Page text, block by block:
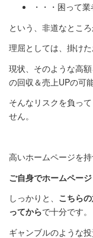
・・・困って
という、非道なとこ
理屈としては、掛け
現状、そのような高
の回収＆売上UPの可
そんなリスクを負っ
せん。
高いホームページを持
ご自身でホームページ
しっかりと、 こちら
ってからで十分です。
ギャンブルのような